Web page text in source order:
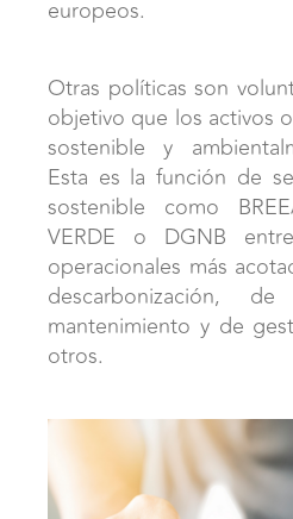
europeos.
Otras políticas son
objetivo que los activos
sostenible y
Esta es la función de
sostenible como
VERDE o DGNB
operacionales más
descarbonización,
mantenimiento y de
otros.